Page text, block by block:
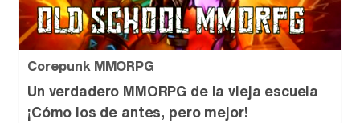
Corepunk MMORPG
Un verdadero MMORPG de la vieja escuela
¡Cómo los de antes, pero mejor!